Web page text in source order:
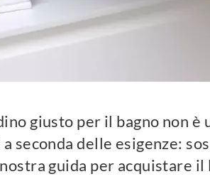
giusto per il bagno non
seconda delle esigenze:
guida per acquistare